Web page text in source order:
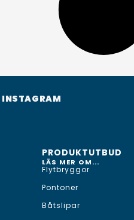
INSTAGRAM
PRODUKTUTBUD
LÄS MER OM...
Flytbryggor
Pontoner
Båtslipar